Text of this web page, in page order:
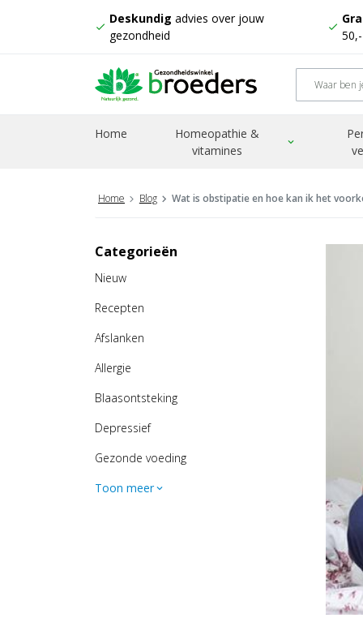
check
Deskundig advies over jouw
gezondheid
check
50,-
Home
Homeopathie &
vitamines
expand_more
Home Blog Wat is obstipatie en hoe kan ik het
Categorieën
Nieuw
Recepten
Afslanken
Allergie
Blaasontsteking
Depressief
Gezonde voeding
Toon meerexpand_more